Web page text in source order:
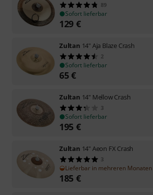
89
Sofort lieferbar
129 €
Zultan 14" Aja Blaze Crash
2
Sofort lieferbar
65€
Zultan 14" Mellow Crash
3
Sofort lieferbar
195 €
Zultan 14" Aeon FX Crash
3
Lieferbar in mehreren Monaten
185 €